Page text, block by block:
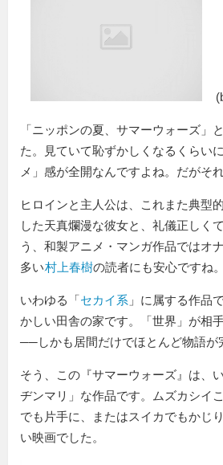
「ニッポンの夏、サマーウォーズ」
た。見ていて恥ずかしくなるくらい
メ」感が全開なんですよね。だがそ
ヒロインと主人公は、これまた典型
した天真爛漫な彼女と、礼儀正しく
う、和製アニメ・マンガ作品ではオ
多い村上春樹の読者にも安心ですね。
いわゆる「セカイ系 」に属する作品
かしい田舎の家です。「世界」が相
──しかも居間だけでほとんど物語が
そう、この『サマーウォーズ』は、
ヂンマリ」な作品です。ムズカシイ
でも片手に、またはスイカでもかじ
い映画でした。